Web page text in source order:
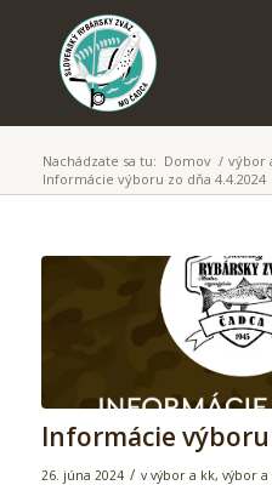
Nachádzate sa tu: Domov / výbor
Informácie výboru zo dňa 4.4.2024
Informácie výboru
26. júna 2024 / v výbor a kk, výbor